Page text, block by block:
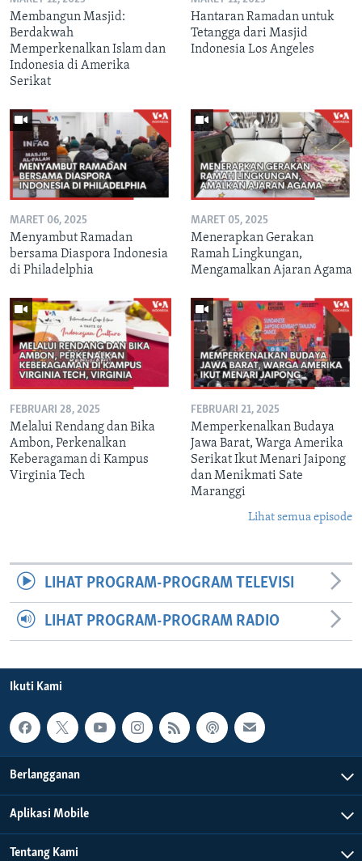
Membangun Masjid:
Berdakwah
Memperkenalkan Islam dan
Indonesia di Amerika
Serikat
Hantaran Ramadan untuk
Tetangga dari Masjid
Indonesia Los Angeles
MARET 06, 2025
Menyambut Ramadan
bersama Diaspora Indonesia
di Philadelphia
MARET 05, 2025
Menerapkan Gerakan
Ramah Lingkungan,
Mengamalkan Ajaran Agama
FEBRUARI 28, 2025
Melalui Rendang dan Bika
Ambon, Perkenalkan
Keberagaman di Kampus
Virginia Tech
FEBRUARI 21, 2025
Memperkenalkan Budaya
Jawa Barat, Warga Amerika
Serikat Ikut Menari Jaipong
dan Menikmati Sate
Maranggi
Lihat semua episode
LIHAT PROGRAM-PROGRAM TELEVISI
LIHAT PROGRAM-PROGRAM RADIO
Ikuti Kami
Berlangganan
Aplikasi Mobile
Tentang Kami